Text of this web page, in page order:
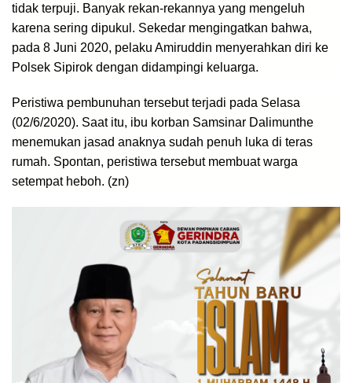
tidak terpuji. Banyak rekan-rekannya yang mengeluh
karena sering dipukul. Sekedar mengingatkan bahwa,
pada 8 Juni 2020, pelaku Amiruddin menyerahkan diri ke
Polsek Sipirok dengan didampingi keluarga.
Peristiwa pembunuhan tersebut terjadi pada Selasa
(02/6/2020). Saat itu, ibu korban Samsinar Dalimunthe
menemukan jasad anaknya sudah penuh luka di teras
rumah. Spontan, peristiwa tersebut membuat warga
setempat heboh. (zn)